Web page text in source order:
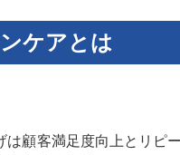
ケアとは
顧客満足度向上とリ